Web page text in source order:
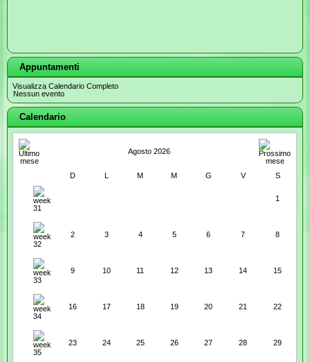
Appuntamenti
Visualizza Calendario Completo
Nessun evento
Calendario
Agosto 2026
D L M M G V S
1
2 3 4 5 6 7 8
9 10 11 12 13 14 15
16 17 18 19 20 21 22
23 24 25 26 27 28 29